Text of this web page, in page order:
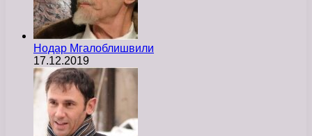
Нодар Мгалоблишвили
17.12.2019